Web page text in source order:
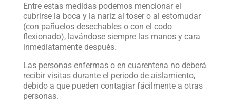
Entre estas medidas podemos mencionar el
cubrirse la boca y la nariz al toser o al estornudar
(con pañuelos desechables o con el codo
flexionado), lavándose siempre las manos y cara
inmediatamente después.
Las personas enfermas o en cuarentena no deberá
recibir visitas durante el periodo de aislamiento,
debido a que pueden contagiar fácilmente a otras
personas.